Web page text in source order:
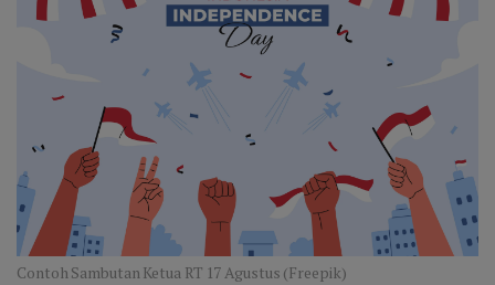
Contoh Sambutan Ketua RT 17 Agustus (Freepik)